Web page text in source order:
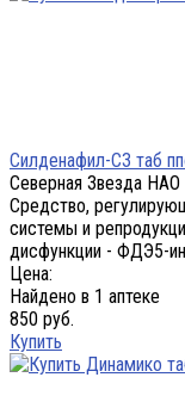
Силденафил-СЗ таб
Северная Звезда НАО
Средство,
системы и
дисфункции - ФДЭ5-
Цена:
Найдено в 1 аптеке
850 руб.
Купить